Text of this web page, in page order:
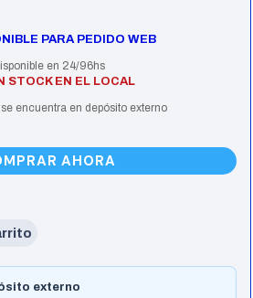
PARA PEDIDO WEB
en 24/96hs
STOCK EN EL LOCAL
encuentra en depósito externo
AHORA
externo